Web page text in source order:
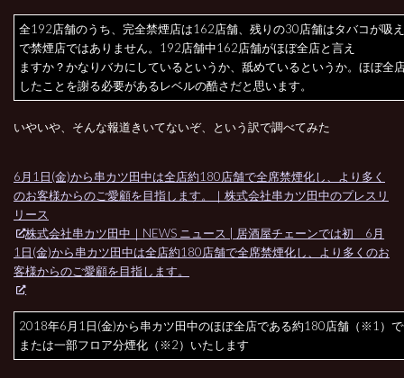
全192店舗のうち、完全禁煙店は162店舗、残りの30店舗はタバコが吸
で禁煙店ではありません。192店舗中162店舗がほぼ全店と言え
ますか？かなりバカにしているというか、舐めているというか。ほぼ全
したことを謝る必要があるレベルの酷さだと思います。
いやいや、そんな報道きいてないぞ、という訳で調べてみた
6月1日(金)から串カツ田中は全店約180店舗で全席禁煙化し、より多く
のお客様からのご愛顧を目指します。｜株式会社串カツ田中のプレスリ
リース
株式会社串カツ田中｜NEWS ニュース | 居酒屋チェーンでは初 6月
1日(金)から串カツ田中は全店約180店舗で全席禁煙化し、より多くのお
客様からのご愛顧を目指します。
2018年6月1日(金)から串カツ田中のほぼ全店である約180店舗（※1）
または一部フロア分煙化（※2）いたします